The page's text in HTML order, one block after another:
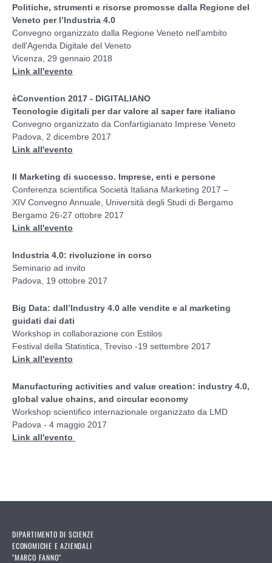
Politiche, strumenti e risorse promosse dalla Regione del
Veneto per l’Industria 4.0
Convegno organizzato dalla Regione Veneto nell'ambito
dell'Agenda Digitale del Veneto
Vicenza, 29 gennaio 2018
Link all'evento
èConvention 2017 - DIGITALIANO
Tecnologie digitali per dar valore al saper fare italiano
Convegno organizzato da Confartigianato Imprese Veneto
Padova, 2 dicembre 2017
Link all'evento
Il Marketing di successo. Imprese, enti e persone
Conferenza scientifica Società Italiana Marketing 2017 –
XIV Convegno Annuale, Università degli Studi di Bergamo
Bergamo 26-27 ottobre 2017
Link all'evento
Industria 4.0: rivoluzione in corso
Seminario ad invito
Padova, 19 ottobre 2017
Big Data: dall’Industry 4.0 alle vendite e al marketing
guidati dai dati
Workshop in collaborazione con Estilos
Festival della Statistica, Treviso -19 settembre 2017
Link all'evento
Manufacturing activities and value creation: industry 4.0,
global value chains, and circular economy
Workshop scientifico internazionale organizzato da LMD
Padova - 4 maggio 2017
Link all'evento
DIPARTIMENTO DI SCIENZE
ECONOMICHE E AZIENDALI
"MARCO FANNO"